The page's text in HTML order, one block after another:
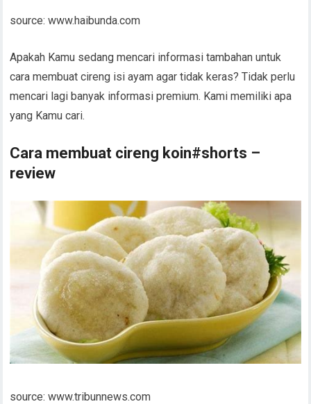
source: www.haibunda.com
Apakah Kamu sedang mencari informasi tambahan untuk
cara membuat cireng isi ayam agar tidak keras? Tidak perlu
mencari lagi banyak informasi premium. Kami memiliki apa
yang Kamu cari.
Cara membuat cireng koin#shorts –
review
source: www.tribunnews.com